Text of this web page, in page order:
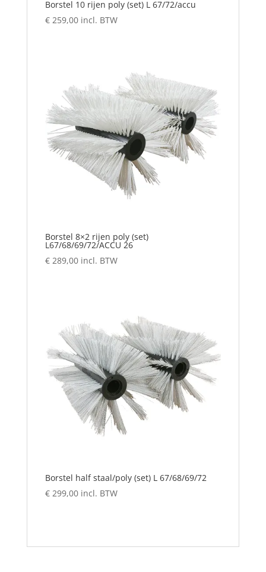
Borstel 10 rijen poly (set) L 67/72/accu
€259,00 incl. BTW
Borstel 8×2 rijen poly (set)
L67/68/69/72/ACCU 26
€289,00 incl. BTW
Borstel half staal/poly (set) L 67/68/69/72
€299,00 incl. BTW